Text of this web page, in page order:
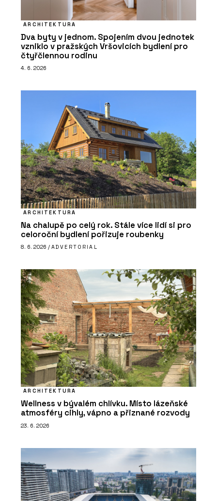
ARCHITEKTURA
Dva byty v jednom. Spojením dvou jednotek
vzniklo v pražských Vršovicích bydlení pro
čtyřčlennou rodinu
4. 6. 2026
ARCHITEKTURA
Na chalupě po celý rok. Stále více lidí si pro
celoroční bydlení pořizuje roubenky
8. 6. 2026 / ADVERTORIAL
ARCHITEKTURA
Wellness v bývalém chlívku. Místo lázeňské
atmosféry cihly, vápno a přiznané rozvody
23. 6. 2026